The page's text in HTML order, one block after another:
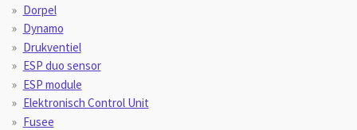
Dorpel
Dynamo
Drukventiel
ESP duo sensor
ESP module
Elektronisch Control Unit
Fusee